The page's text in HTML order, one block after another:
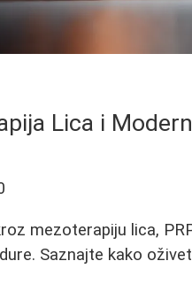
Lica i
mezoterapiju lica,
Saznajte kako